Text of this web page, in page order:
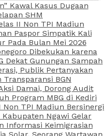
Kawal Kasus Dugaan
SHM
II Non TPI Madiun
Paspor Simpatik Kali
Pada Bulan Mei 2026
Dibekukan karena
Dekat Gunungan Sampah
Publik Pertanyakan
Transparansi BGN
Damai, Dorong Audit
Program MBG di Kediri
TPI Madiun Bersinergi
Ngawi Gelar
Informasi Keimigrasian